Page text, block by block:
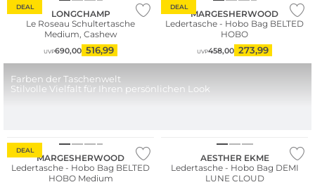
DEAL
LONGCHAMP
Le Roseau Schultertasche
Medium, Cashew
UVP690,00 516,99
DEAL
MARGESHERWOOD
Ledertasche - Hobo Bag BELTED
HOBO
UVP458,00 273,99
Farben der Taschenwelt
Stilvolle Vielfalt für Ihren persönlichen Look
DEAL
MARGESHERWOOD
Ledertasche - Hobo Bag BELTED
HOBO Medium
AESTHER EKME
Ledertasche - Hobo Bag DEMI
LUNE CLOUD